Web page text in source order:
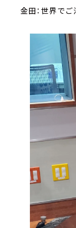
金田：世界で